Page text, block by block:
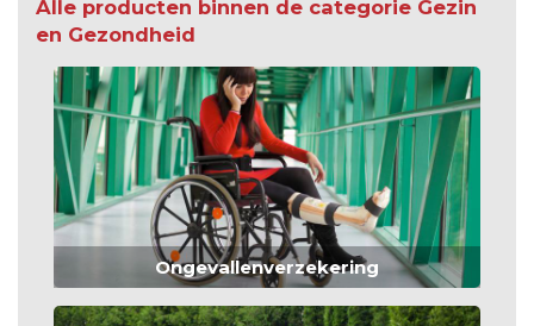
Alle producten binnen de categorie Gezin
en Gezondheid
Ongevallenverzekering